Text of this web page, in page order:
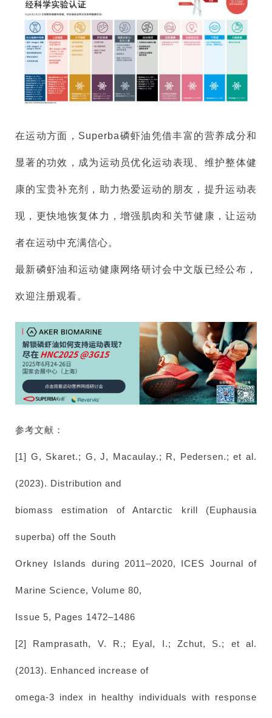
在运动方面，Superba磷虾油凭借丰富的营养成分和
显著的功效，成为运动员优化运动表现、维护整体健
康的宝贵补充剂，助力热爱运动的朋友，提升运动表
现，更快地恢复体力，增强肌肉和关节健康，让运动
者在运动中充满信心。
最新磷虾油和运动健康网络研讨会中文版已经公布，
欢迎注册观看。
参考文献：
[1] G, Skaret.; G, J, Macaulay.; R, Pedersen.; et al.
(2023). Distribution and
biomass estimation of Antarctic krill (Euphausia
superba) off the South
Orkney Islands during 2011–2020, ICES Journal of
Marine Science, Volume 80,
Issue 5, Pages 1472–1486
[2] Ramprasath, V. R.; Eyal, I.; Zchut, S.; et al.
(2013). Enhanced increase of
omega-3 index in healthy individuals with response